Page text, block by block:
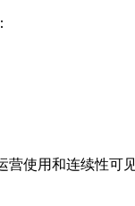
使用和连续性可